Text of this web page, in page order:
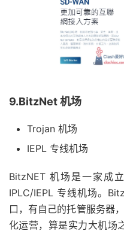
9.BitzNet 机场
Trojan 机场
IEPL 专线机场
BitzNET 机场是一家成
IPLC/IEPL 专线机场。
口，有自己的托管服务器
化运营，算是实力大机场